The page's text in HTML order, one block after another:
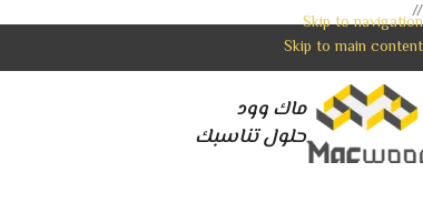
//
Skip to navigation
Skip to main content
ماك وود
حلول تناسبك